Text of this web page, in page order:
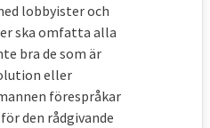
lobbyister och
ska omfatta alla
bra de som är
eller
förespråkar
den rådgivande